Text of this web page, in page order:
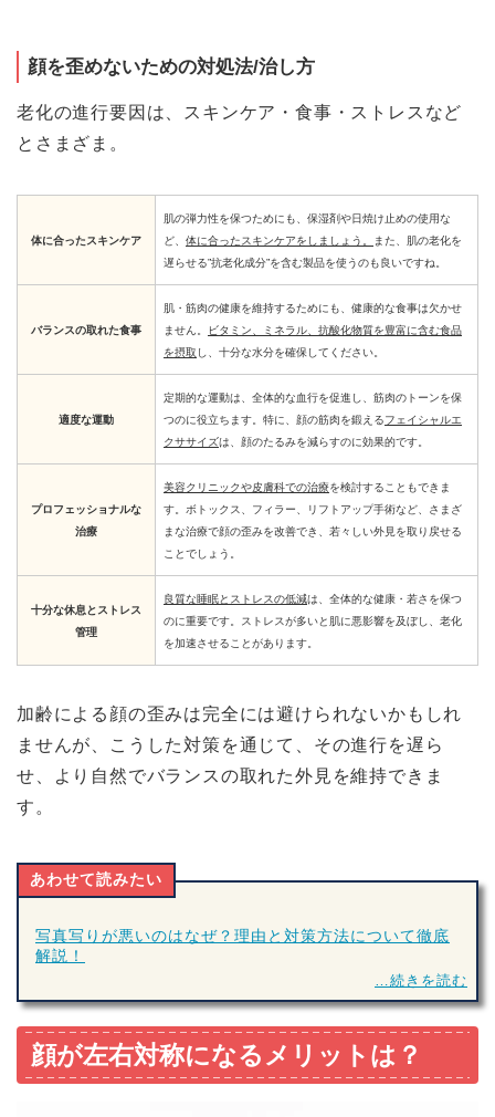
顔を歪めないための対処法/治し方
老化の進行要因は、スキンケア・食事・ストレスなど
とさまざま。
体に合ったスキンケア
肌の弾力性を保つためにも、保湿剤や日焼け止めの使用な
ど、 体に合ったスキンケアをしましょう。
また、肌の老化を
遅らせる”抗老化成分”を含む製品を使うのも良いですね。
バランスの取れた食事
肌・筋肉の健康を維持するためにも、健康的な食事は欠かせ
ません。
ビタミン、ミネラル、抗酸化物質を豊富に含む食品
を摂取 し、十分な水分を確保してください。
適度な運動
定期的な運動は、全体的な血行を促進し、筋肉のトーンを保
つのに役立ちます。特に、顔の筋肉を鍛えるフェイシャルエ
クササイズは、顔のたるみを減らすのに効果的です。
プロフェッショナルな
治療
美容クリニックや皮膚科での治療を検討することもできま
す。ボトックス、フィラー、リフトアップ手術など、さまざ
まな治療で顔の歪みを改善でき、若々しい外見を取り戻せる
ことでしょう。
十分な休息とストレス
管理
良質な睡眠とストレスの低減は、全体的な健康・若さを保つ
のに重要です。ストレスが多いと肌に悪影響を及ぼし、老化
を加速させることがあります。
加齢による顔の歪みは完全には避けられないかもしれ
ませんが、こうした対策を通じて、その進行を遅ら
せ、より自然でバランスの取れた外見を維持できま
す。
あわせて読みたい
写真写りが悪いのはなぜ？理由と対策方法について徹底
解説！
…続きを読む
顔が左右対称になるメリットは？